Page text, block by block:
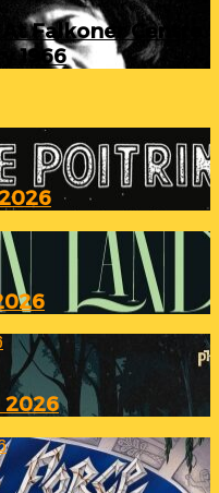
At Falkoner Centre
1966